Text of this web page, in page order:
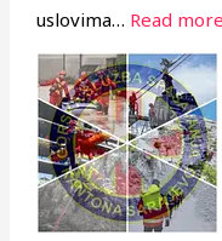
uslovima… Read more